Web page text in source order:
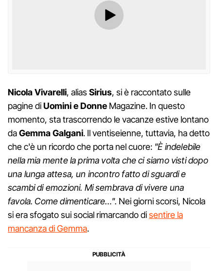
Nicola Vivarelli, alias Sirius, si è raccontato sulle
pagine diUomini e Donne Magazine. In questo
momento, sta trascorrendo le vacanze estive lontano
daGemma Galgani. Il ventiseienne, tuttavia, ha detto
che c'è un ricordo che porta nel cuore: "È indelebile
nella mia mente la prima volta che ci siamo visti dopo
una lunga attesa, un incontro fatto di sguardi e
scambi di emozioni. Mi sembrava di vivere una
favola. Come dimenticare…". Nei giorni scorsi, Nicola
si era sfogato sui social rimarcando disentire la
mancanza di Gemma.